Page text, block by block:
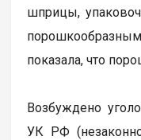
шприцы,
показала, что
Возбуждено
УК РФ